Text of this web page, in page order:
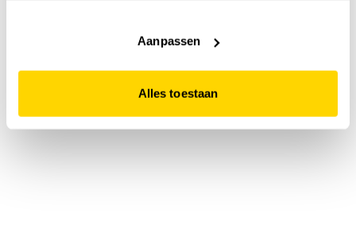
website niet optimaal functioneert.
Aanpassen
Alles toestaan